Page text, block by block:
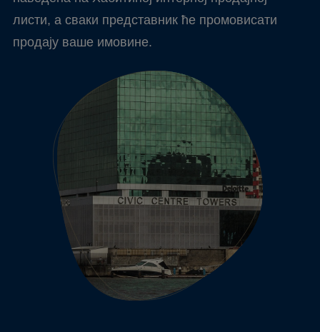
листи, а сваки представник ће промовисати
продају ваше имовине.